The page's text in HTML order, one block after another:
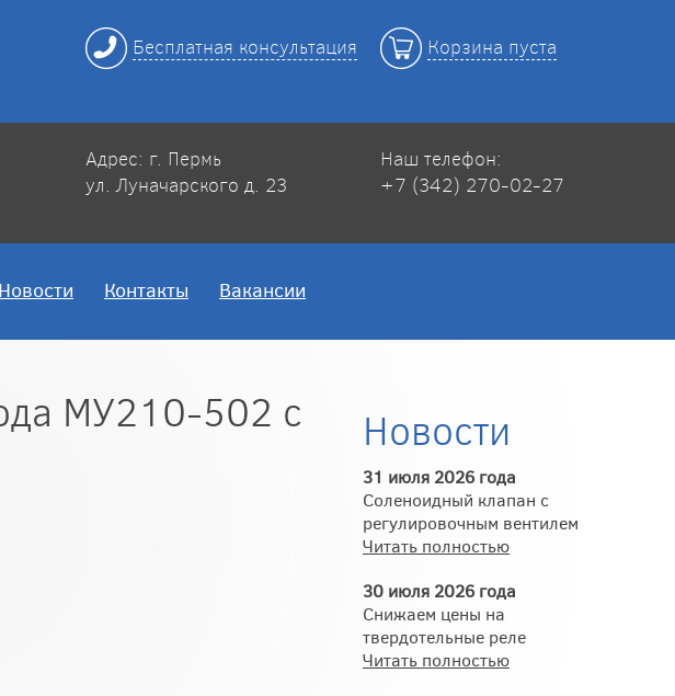
Бесплатная консультация Корзина пуста
Адрес: г. Пермь
ул. Луначарского д. 23
Наш телефон:
+7 (342) 270-02-27
Новости Контакты Вакансии
МУ210-502 с
Новости
31 июля 2026 года
Соленоидный клапан с
регулировочным вентилем
Читать полностью
30 июля 2026 года
Снижаем цены на
твердотельные реле
Читать полностью